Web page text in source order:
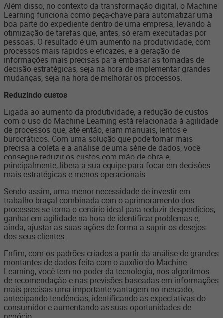
Além disso, no contexto da transformação digital, o Machine
Learning funciona como peça-chave para automatizar uma
boa parte do expediente dentro de uma empresa, levando à
otimização de tarefas que, antes, só eram executadas por
pessoas. O resultado é um aumento na produtividade, com
processos mais rápidos e eficazes, e a geração de
informações mais precisas para embasar as tomadas de
decisão estratégicas, seja na hora de implementar grandes
mudanças, seja na hora de melhorar os processos.
Reduzindo custos
Ligada ao aumento da produtividade, a redução de custos
com o uso do Machine Learning está relacionada à agilidade
de processos que, até então, eram manuais, lentos e
burocráticos. Com uma solução que pode tornar mais
precisa a coleta e a análise de uma série de dados, você
consegue reduzir os custos com mão de obra e,
principalmente, libera a sua equipe para focar em decisões
mais estratégicas e menos operacionais.
Sendo assim, uma menor necessidade de investir em
trabalho braçal combinada com o aprimoramento dos
processos se torna o cenário ideal para reduzir desperdícios,
ganhar em agilidade na hora de identificar problemas e,
ainda, ajustar as suas ações de forma a suprir os desejos
dos seus clientes.
Enfim, com os padrões criados a partir da análise de grandes
montantes de dados feita com o auxílio do Machine
Learning, você tem no poder da tecnologia, nos algoritmos
de recomendação e nas previsões baseadas em informações
mais precisas uma importante vantagem no mercado,
antecipando tendências, identificando as expectativas do
consumidor e aumentando as suas oportunidades de